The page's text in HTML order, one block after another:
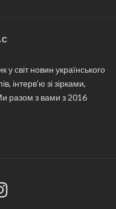
світ новин українського
інтерв’ю зі зірками,
разом з вами з 2016